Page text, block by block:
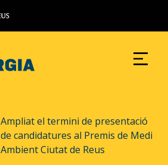
Ampliat el termini de presentació
de candidatures al Premis de Medi
Ambient Ciutat de Reus